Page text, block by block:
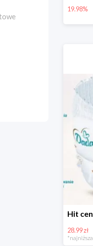
19.98%
28.99 zł